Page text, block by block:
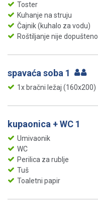
Toster
Kuhanje na struju
Čajnik (kuhalo za vodu)
Roštiljanje nije dopušteno
spavaća soba 1
1x bračni ležaj (160x200)
kupaonica + WC 1
Umivaonik
WC
Perilica za rublje
Tuš
Toaletni papir